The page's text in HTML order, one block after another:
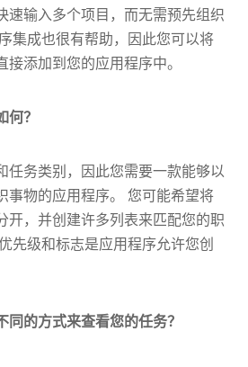
速输入多个项目，而无需预先组织
集成也很有帮助，因此您可以将
接添加到您的应用程序中。
何？
任务类别，因此您需要一款能够以
事物的应用程序。 您可能希望将
开，并创建许多列表来匹配您的职
先级和标志是应用程序允许您创
同的方式来查看您的任务？